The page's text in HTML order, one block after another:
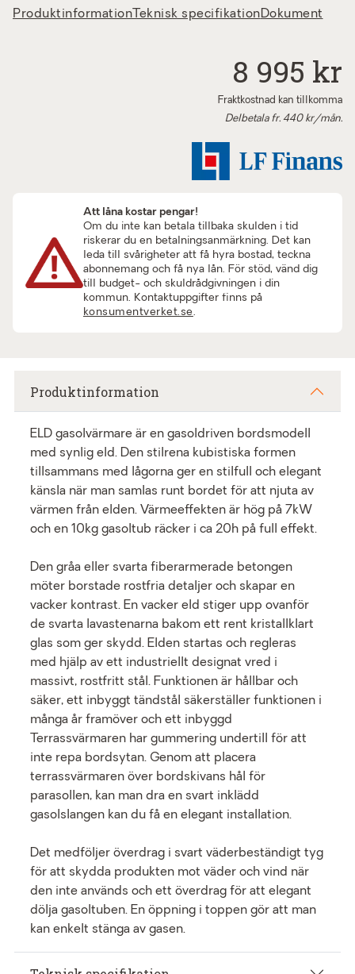
Produktinformation Teknisk specifikationDokument
8 995 kr
Fraktkostnad kan tillkomma
Delbetala fr. 440kr/mån.
Att låna kostar pengar!
Om du inte kan betala tillbaka skulden i tid
riskerar du en betalningsanmärkning. Det kan
leda till svårigheter att få hyra bostad, teckna
abonnemang och få nya lån. För stöd, vänd dig
till budget- och skuldrådgivningen i din
kommun. Kontaktuppgifter finns på
konsumentverket.se.
Produktinformation
ELD gasolvärmare är en gasoldriven bordsmodell
med synlig eld. Den stilrena kubistiska formen
tillsammans med lågorna ger en stilfull och elegant
känsla när man samlas runt bordet för att njuta av
värmen från elden. Värmeeffekten är hög på 7kW
och en 10kg gasoltub räcker i ca 20h på full effekt.
Den gråa eller svarta fiberarmerade betongen
möter borstade rostfria detaljer och skapar en
vacker kontrast. En vacker eld stiger upp ovanför
de svarta lavastenarna bakom ett rent kristallklart
glas som ger skydd. Elden startas och regleras
med hjälp av ett industriellt designat vred i
massivt, rostfritt stål. Funktionen är hållbar och
säker, ett inbyggt tändstål säkerställer funktionen i
många år framöver och ett inbyggd
Terrassvärmaren har gummering undertill för att
inte repa bordsytan. Genom att placera
terrassvärmaren över bordskivans hål för
parasollen, kan man dra en svart inklädd
gasolslangen kan du få en elegant installation.
Det medföljer överdrag i svart väderbeständigt tyg
för att skydda produkten mot väder och vind när
den inte används och ett överdrag för att elegant
dölja gasoltuben. En öppning i toppen gör att man
kan enkelt stänga av gasen.